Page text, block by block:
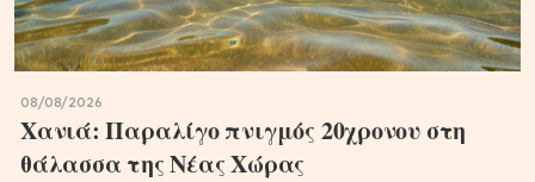
08/08/2026
Χανιά: Παραλίγο πνιγμός 20χρονου στη
θάλασσα της Νέας Χώρας